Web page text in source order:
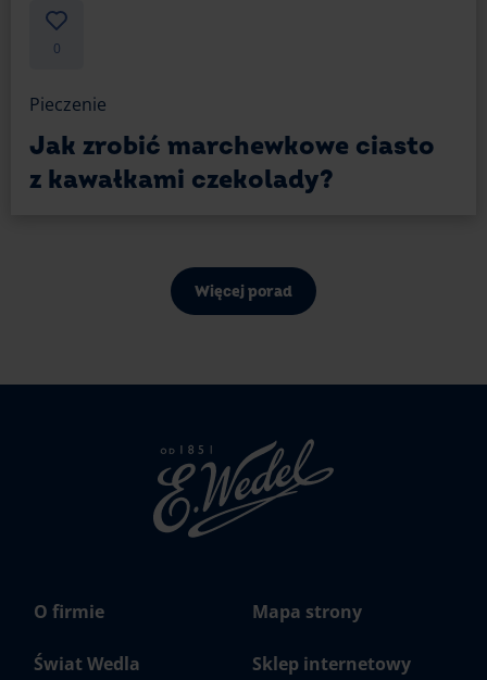
0
Pieczenie
Jak zrobić marchewkowe ciasto
z kawałkami czekolady?
Więcej porad
Strona
głowna
Wedel.pl
O firmie
Świat Wedla
Mapa strony
Sklep internetowy